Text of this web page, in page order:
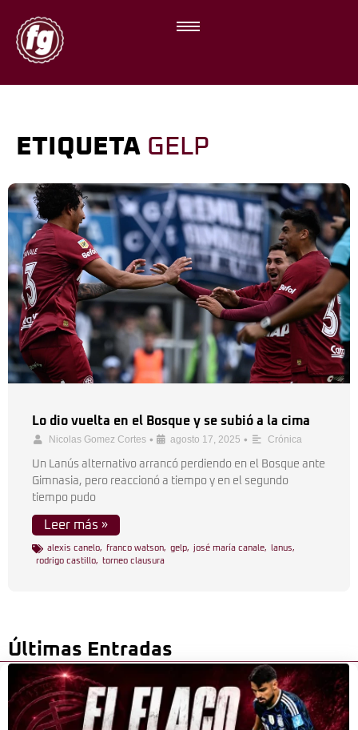
ETIQUETA GELP
Lo dio vuelta en el Bosque y se subió a la cima
Nicolas Gomez Cortes • agosto 17, 2025 • Crónica
Un Lanús alternativo arrancó perdiendo en el Bosque ante
Gimnasia, pero reaccionó a tiempo y en el segundo
tiempo pudo
Leer más »
alexis canelo, franco watson, gelp, josé maría canale, lanus,
rodrigo castillo, torneo clausura
Últimas Entradas